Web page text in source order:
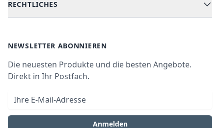
Kühlen & Gefrieren
Über uns
RECHTLICHES
Datenschutz
Widerrufsrecht
Impressum
NEWSLETTER ABONNIEREN
Die neuesten Produkte und die besten Angebote.
Direkt in Ihr Postfach.
E-Mail-Adresse
Anmelden